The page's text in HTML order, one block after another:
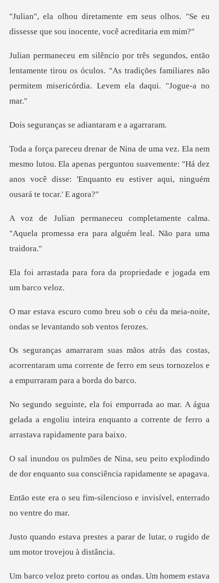
seus olhos. "Se eu
dissesse que sou
entamente tirou os óculos. "As tradições familiares não
se adiantaram
utou. Ela apenas perguntou suavemente: "Há dez
anos você disse:
ente calma.
"Aquela promessa era par
fora da propriedade e j
ob o céu da meia-noite,
ondas s
as,
acorrentaram uma corrente de ferro em seus t
água
gelada a engoliu inteira enquanto a corren
peito explodindo
de dor enquanto sua
silencioso e invisível, e
parar de lutar, o rugido de